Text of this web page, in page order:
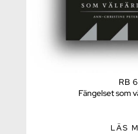
RB
Fängelset som
LÄS